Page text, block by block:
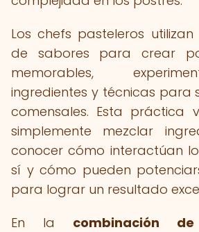
Los chefs pasteleros
de sabores para crear
memorables,
ingredientes y técnicas para
comensales. Esta
simplemente mezclar
conocer cómo interactúan
sí y cómo pueden
para lograr un resultado
En la combinación